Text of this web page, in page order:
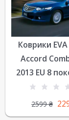
Коврики
Accord
2013 EU 8
2599₴